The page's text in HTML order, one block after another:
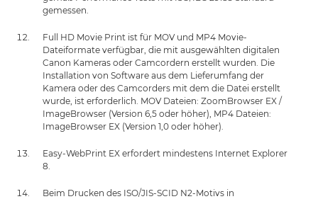
gemessen.
Full HD Movie Print ist für MOV und MP4 Movie-
Dateiformate verfügbar, die mit ausgewählten digitalen
Canon Kameras oder Camcordern erstellt wurden. Die
Installation von Software aus dem Lieferumfang der
Kamera oder des Camcorders mit dem die Datei erstellt
wurde, ist erforderlich. MOV Dateien: ZoomBrowser EX /
ImageBrowser (Version 6,5 oder höher), MP4 Dateien:
ImageBrowser EX (Version 1,0 oder höher).
Easy-WebPrint EX erfordert mindestens Internet Explorer
8.
Beim Drucken des ISO/JIS-SCID N2-Motivs in